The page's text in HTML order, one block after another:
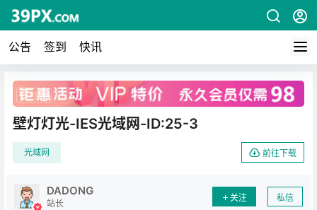
公告 签到 快讯
广告
壁灯灯光-IES光域网-ID:25-3
光域网 前往下载
DADONG
站长
关注 私信